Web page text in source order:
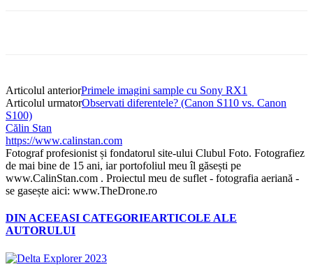
Articolul anteriorPrimele imagini sample cu Sony RX1
Articolul urmatorObservati diferentele? (Canon S110 vs. Canon
S100)
Călin Stan
https://www.calinstan.com
Fotograf profesionist și fondatorul site-ului Clubul Foto. Fotografiez
de mai bine de 15 ani, iar portofoliul meu îl găsești pe
www.CalinStan.com . Proiectul meu de suflet - fotografia aeriană -
se gasește aici: www.TheDrone.ro
DIN ACEEASI CATEGORIEARTICOLE ALE
AUTORULUI